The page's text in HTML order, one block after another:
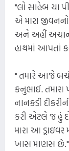
"લો સાહેબ ચા
એ મારા
અને અહીં
હાથમાં આપતાં
" તમારે આજે
કનુભાઈ. તમારા
નાનકડી
કરી એટલે જ હું
મારા આ
ખાસ માણસ છે."